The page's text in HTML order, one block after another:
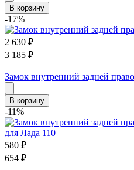
В корзину
-17%
2 630 ₽
3 185 ₽
Замок внутренний задней
В корзину
-11%
580 ₽
654 ₽